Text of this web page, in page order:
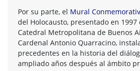
Por su parte, el Mural
del Holocausto, presentado en
Catedral Metropolitana de Buenos
Cardenal Antonio Quarracino,
precedentes en la historia del
ampliado años después al ámbito